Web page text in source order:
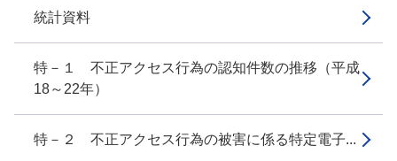
統計資料
特－１ 不正アクセス行為の認知件数の推移（平成
18～22年）
特－２ 不正アクセス行為の被害に係る特定電子...